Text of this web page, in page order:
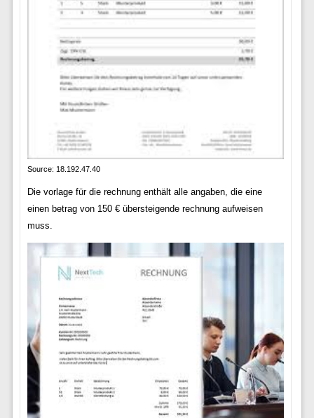
Source: 18.192.47.40
Die vorlage für die rechnung enthält alle angaben, die eine
einen betrag von 150 € übersteigende rechnung aufweisen
muss.